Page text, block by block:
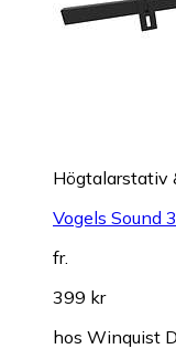
Högtalarstativ
Vogels Sound
fr.
399 kr
hos Winquist